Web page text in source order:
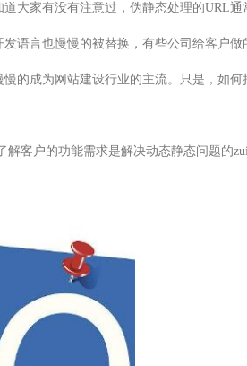
大家有没有注意过，伪静态处理的URL通
语言也慢慢的被替换，有些公司给客户
的成为网站建设行业的主流。只是，如
客户的功能需求是解决动态静态问题的zui